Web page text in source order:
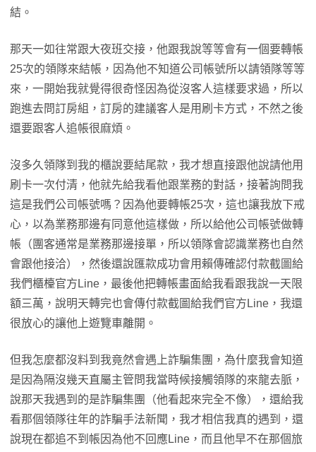
結。
那天一如往常跟大夜班交接，他跟我說等等會有一個要轉帳
25次的領隊來結帳，因為他不知道公司帳號所以請領隊等等
來，一開始我就覺得很奇怪因為從沒客人這樣要求過，所以
跑進去問訂房組，訂房的建議客人是用刷卡方式，不然之後
還要跟客人追帳很麻煩。
沒多久領隊到我的櫃說要結尾款，我才想直接跟他說請他用
刷卡一次付清，他就先給我看他跟業務的對話，接著詢問我
這是我們公司帳號嗎？因為他要轉帳25次，這也讓我放下戒
心，以為業務那邊有同意他這樣做，所以給他公司帳號做轉
帳（團客通常是業務那邊接單，所以領隊會認識業務也自然
會跟他接洽），然後還說匯款成功會用賴傳確認付款截圖給
我們櫃檯官方Line，最後他把轉帳畫面給我看跟我說一天限
額三萬，說明天轉完也會傳付款截圖給我們官方Line，我還
很放心的讓他上遊覽車離開。
但我怎麼都沒料到我竟然會遇上詐騙集團，為什麼我會知道
是因為隔沒幾天直屬主管問我當時候接觸領隊的來龍去脈，
說那天我遇到的是詐騙集團（他看起來完全不像），還給我
看那個領隊往年的詐騙手法新聞，我才相信我真的遇到，還
說現在都追不到帳因為他不回應Line，而且他早不在那個旅